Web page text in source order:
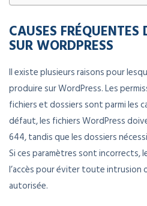
CAUSES FRÉQUENTES
SUR WORDPRESS
Il existe plusieurs raisons pour
produire sur WordPress. Les
fichiers et dossiers sont parmi les
défaut, les fichiers WordPress
644, tandis que les dossiers
Si ces paramètres sont incorrects,
l’accès pour éviter toute intrusion
autorisée.